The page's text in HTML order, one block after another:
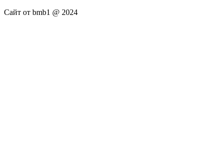
Сайт от bmb1 @ 2024